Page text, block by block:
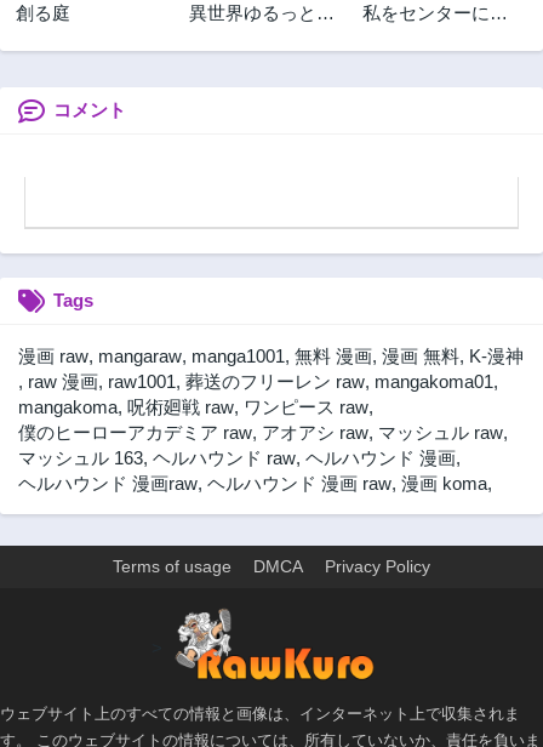
創る庭
異世界ゆるっとサ
無人島に転移した
私をセンターにす
コメント
Tags
漫画 raw, mangaraw, manga1001, 無料 漫画, 漫画 無料, K-漫神
, raw 漫画, raw1001, 葬送のフリーレン raw, mangakoma01,
mangakoma, 呪術廻戦 raw, ワンピース raw,
僕のヒーローアカデミア raw, アオアシ raw, マッシュル raw,
マッシュル 163, ヘルハウンド raw, ヘルハウンド 漫画,
ヘルハウンド 漫画raw, ヘルハウンド 漫画 raw, 漫画 koma,
Terms of usage DMCA Privacy Policy
ウェブサイト上のすべての情報と画像は、インターネット上で収集されま
す。 このウェブサイトの情報については、所有していないか、責任を負いま